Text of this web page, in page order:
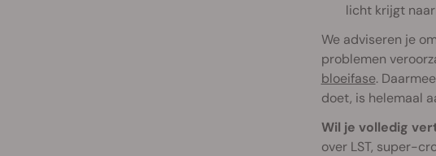
licht krijgt
We adviseren je
problemen
bloeifase.
doet, is helemaal
Wil je volledig
over LST, super-